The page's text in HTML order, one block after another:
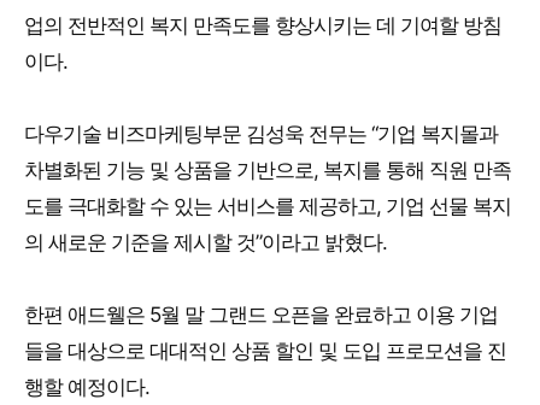
업의 전반적인 복지 만족도를 향상시키는 데 기여할 방침
이다.
다우기술 비즈마케팅부문 김성욱 전무는 “기업 복지몰과
차별화된 기능 및 상품을 기반으로, 복지를 통해 직원 만족
도를 극대화할 수 있는 서비스를 제공하고, 기업 선물 복지
의 새로운 기준을 제시할 것”이라고 밝혔다.
한편 애드웰은 5월 말 그랜드 오픈을 완료하고 이용 기업
들을 대상으로 대대적인 상품 할인 및 도입 프로모션을 진
행할 예정이다.